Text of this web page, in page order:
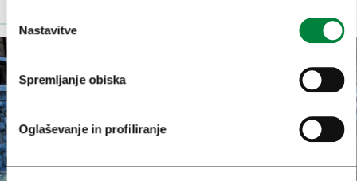
Nastavitve
Spremljanje obiska
Oglaševanje in profiliranje